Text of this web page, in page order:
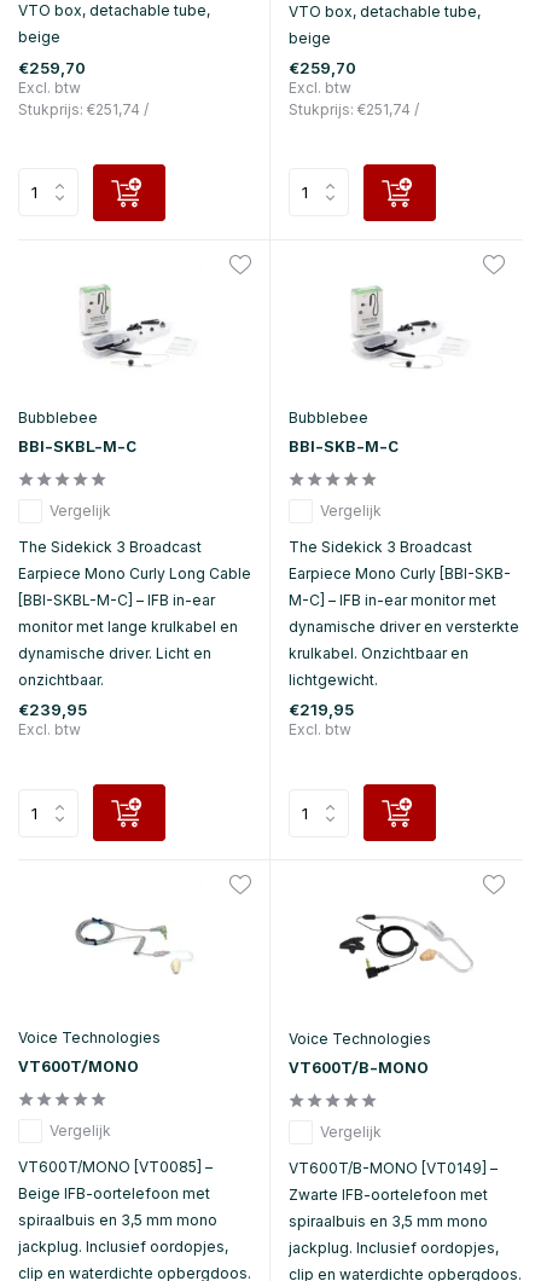
VTO box, detachable tube,
beige
€259,70
Excl. btw
Stukprijs: €251,74 /
VTO box, detachable tube,
beige
€259,70
Excl. btw
Stukprijs: €251,74 /
Bubblebee
BBI-SKBL-M-C
Vergelijk
The Sidekick 3 Broadcast
Earpiece Mono Curly Long Cable
[BBI-SKBL-M-C] – IFB in-ear
monitor met lange krulkabel en
dynamische driver. Licht en
onzichtbaar.
€239,95
Excl. btw
Bubblebee
BBI-SKB-M-C
Vergelijk
The Sidekick 3 Broadcast
Earpiece Mono Curly [BBI-SKB-
M-C] – IFB in-ear monitor met
dynamische driver en versterkte
krulkabel. Onzichtbaar en
lichtgewicht.
€219,95
Excl. btw
Voice Technologies
VT600T/MONO
Vergelijk
VT600T/MONO [VT0085] –
Beige IFB-oortelefoon met
spiraalbuis en 3,5 mm mono
jackplug. Inclusief oordopjes,
clip en waterdichte opbergdoos.
Voice Technologies
VT600T/B-MONO
Vergelijk
VT600T/B-MONO [VT0149] –
Zwarte IFB-oortelefoon met
spiraalbuis en 3,5 mm mono
jackplug. Inclusief oordopjes,
clip en waterdichte opbergdoos.